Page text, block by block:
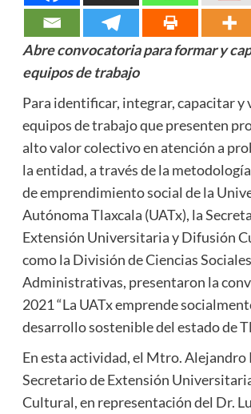
Abre convocatoria para formar y
equipos de trabajo
Para identificar, integrar, capacitar y
equipos de trabajo que presenten
alto valor colectivo en atención a
la entidad, a través de la
de emprendimiento social de la
Autónoma Tlaxcala (UATx), la
Extensión Universitaria y Difusión
como la División de Ciencias
Administrativas, presentaron la
2021 “La UATx emprende
desarrollo sostenible del estado de
En esta actividad, el Mtro. Alejandro
Secretario de Extensión
Cultural, en representación del Dr.